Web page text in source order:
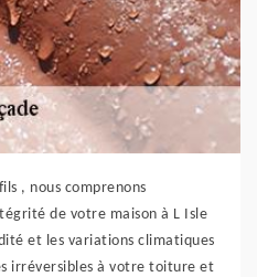
, nous comprenons
de votre maison à L Isle
et les variations climatiques
irréversibles à votre toiture et